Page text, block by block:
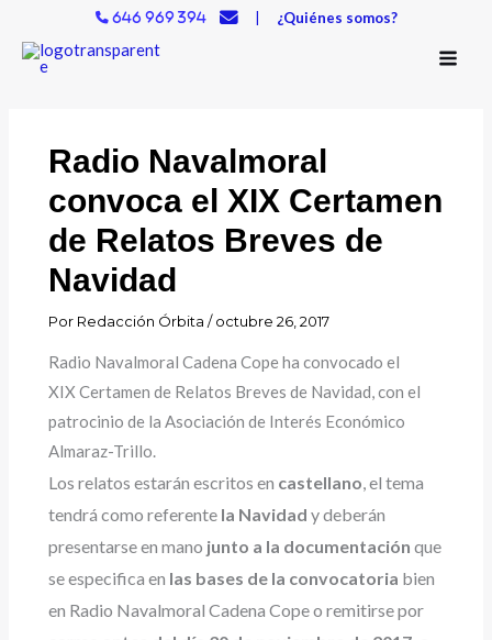
contenido
646 969 394 | ¿Quiénes somos?
Radio Navalmoral
convoca el XIX Certamen
de Relatos Breves de
Navidad
Por Redacción Órbita/octubre 26, 2017
Radio Navalmoral Cadena Cope ha convocado el
XIX Certamen de Relatos Breves de Navidad, con el
patrocinio de la Asociación de Interés Económico
Almaraz-Trillo.
Los relatos estarán escritos en castellano, el tema
tendrá como referente la Navidad y deberán
presentarse en mano junto a la documentación que
se especifica en las bases de la convocatoria bien
en Radio Navalmoral Cadena Cope o remitirse por